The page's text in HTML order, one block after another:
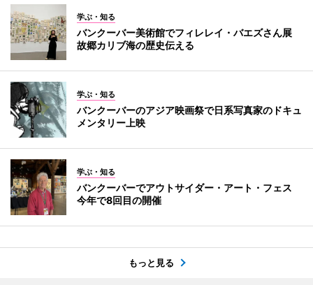
学ぶ・知る
バンクーバー美術館でフィレレイ・バエズさん展
故郷カリブ海の歴史伝える
学ぶ・知る
バンクーバーのアジア映画祭で日系写真家のドキュ
メンタリー上映
学ぶ・知る
バンクーバーでアウトサイダー・アート・フェス
今年で8回目の開催
もっと見る